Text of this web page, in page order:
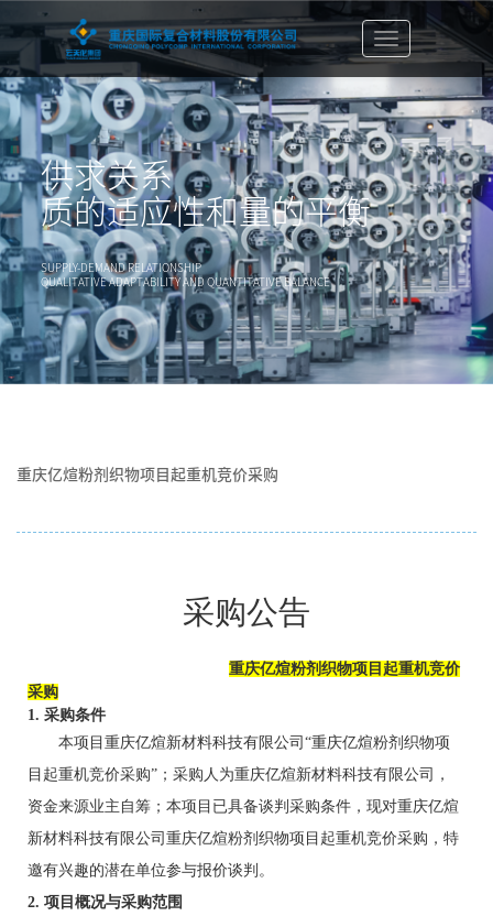
切
换
航
栏
供求关系
质的适应性和量的平衡
SUPPLY-DEMAND RELATIONSHIP
QUALITATIVE ADAPTABILITY AND QUANTITATIVE BALANCE
重庆亿煊粉剂织物项目起重机竞价采购
采购公告
重庆亿煊粉剂织物项目起重机竞价
采购
1. 采购条件
本项目重庆亿煊新材料科技有限公司“重庆亿煊粉剂织物项
目起重机竞价采购”；采购人为重庆亿煊新材料科技有限公司，
资金来源业主自筹；本项目已具备谈判采购条件，现对重庆亿煊
新材料科技有限公司重庆亿煊粉剂织物项目起重机竞价采购，特
邀有兴趣的潜在单位参与报价谈判。
2. 项目概况与采购范围